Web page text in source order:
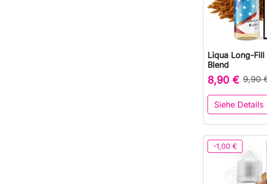

Liqua Long-
Blend
8,90 € 9,90
Siehe Details
-1,00 €